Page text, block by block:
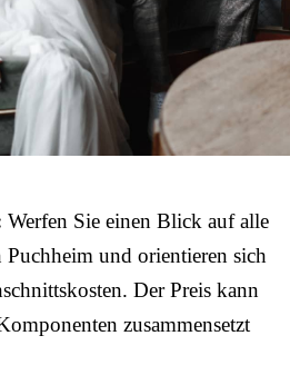
Werfen Sie einen Blick auf alle
und orientieren sich
Der Preis kann
zusammensetzt